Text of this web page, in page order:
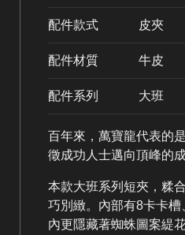
配件款式 皮夾
配件材質 ​牛皮
配件系列 大班
百年來，萬寶龍代表的
徵成功人士邁向頂峰的
本款大班系列短夾，糅
巧別緻。內部有8卡卡
內更隱藏著蜘蛛圖案緹